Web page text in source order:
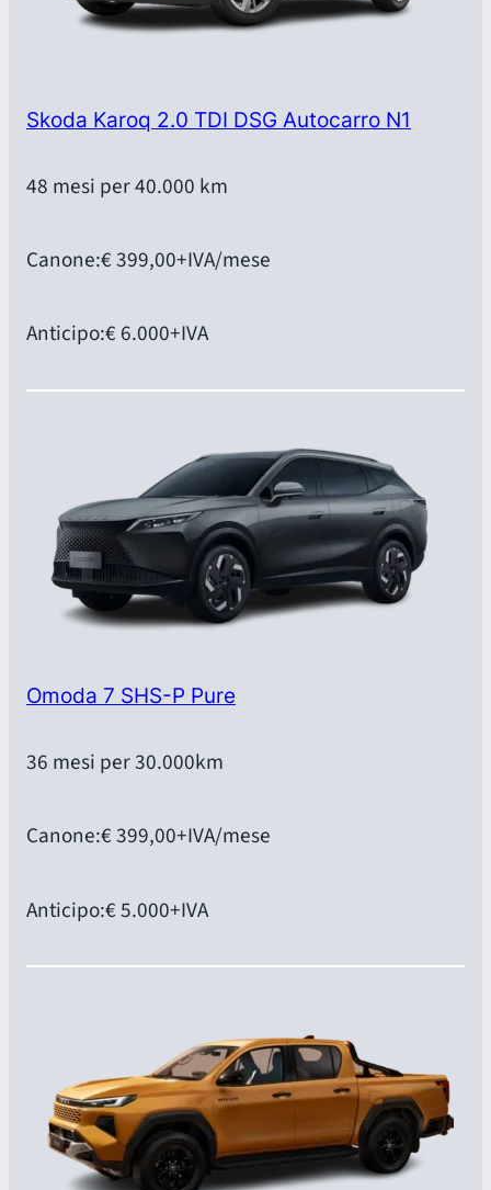
Skoda Karoq 2.0 TDI DSG Autocarro N1
48 mesi per 40.000 km
Canone:€ 399,00+IVA/mese
Anticipo:€ 6.000+IVA
Omoda 7 SHS-P Pure
36 mesi per 30.000km
Canone:€ 399,00+IVA/mese
Anticipo:€ 5.000+IVA